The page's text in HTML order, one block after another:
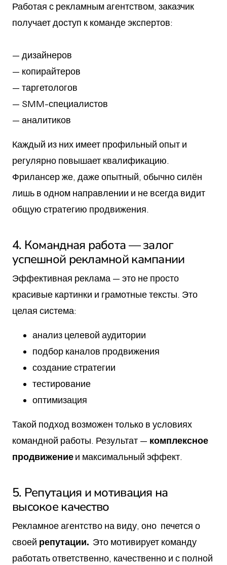
Работая с рекламным агентством, заказчик
получает доступ к команде экспертов:
— дизайнеров
— копирайтеров
— таргетологов
— SMM-специалистов
— аналитиков
Каждый из них имеет профильный опыт и
регулярно повышает квалификацию.
Фрилансер же, даже опытный, обычно силён
лишь в одном направлении и не всегда видит
общую стратегию продвижения.
4. Командная работа — залог
успешной рекламной кампании
Эффективная реклама — это не просто
красивые картинки и грамотные тексты. Это
целая система:
анализ целевой аудитории
подбор каналов продвижения
создание стратегии
тестирование
оптимизация
Такой подход возможен только в условиях
командной работы. Результат — комплексное
продвижениеи максимальный эффект.
5. Репутация и мотивация на
высокое качество
Рекламное агентство на виду, оно печется о
своей репутации. Это мотивирует команду
работать ответственно, качественно и с полной